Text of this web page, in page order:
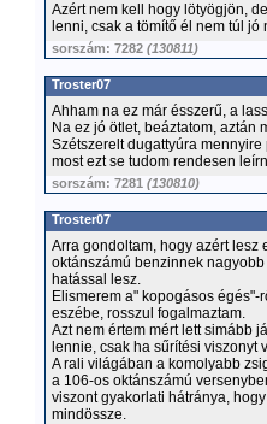
Azért nem kell hogy lötyögjön,
lenni, csak a tömítő él nem túl jó
sorszám: 7282 (130811)
Troster07
Ahham na ez már ésszerű, a
Na ez jó ötlet, beáztatom, aztán
Szétszerelt dugattyúra
most ezt se tudom rendesen
sorszám: 7281 (130810)
Troster07
Arra gondoltam, hogy azért lesz
oktánszámú benzinnek
hatással lesz.
Elismerem a" kopogásos
eszébe, rosszul fogalmaztam.
Azt nem értem mért lett simább
lennie, csak ha sűrítési viszonyt
A rali világában a komolyabb
a 106-os oktánszámú
viszont gyakorlati hátránya,
mindössze.